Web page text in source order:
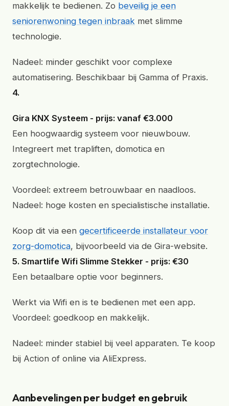
makkelijk te bedienen. Zo beveilig je een
seniorenwoning tegen inbraak met slimme
technologie.
Nadeel: minder geschikt voor complexe
automatisering. Beschikbaar bij Gamma of Praxis.
4.
Gira KNX Systeem - prijs: vanaf €3.000
Een hoogwaardig systeem voor nieuwbouw.
Integreert met trapliften, domotica en
zorgtechnologie.
Voordeel: extreem betrouwbaar en naadloos.
Nadeel: hoge kosten en specialistische installatie.
Koop dit via een gecertificeerde installateur voor
zorg-domotica, bijvoorbeeld via de Gira-website.
5. Smartlife Wifi Slimme Stekker - prijs: €30
Een betaalbare optie voor beginners.
Werkt via Wifi en is te bedienen met een app.
Voordeel: goedkoop en makkelijk.
Nadeel: minder stabiel bij veel apparaten. Te koop
bij Action of online via AliExpress.
Aanbevelingen per budget en gebruik